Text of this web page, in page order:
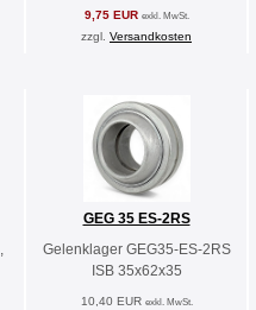
9,75 EUR exkl. MwSt.
zzgl. Versandkosten
GEG 35 ES-2RS
Gelenklager GEG35-ES-2RS
ISB 35x62x35
10,40 EUR exkl. MwSt.